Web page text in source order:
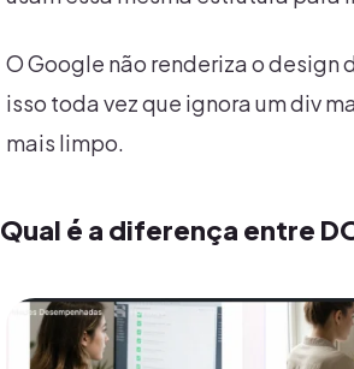
O Google não renderiza o design
isso toda vez que ignora um div
mais limpo.
Qual é a diferença entre